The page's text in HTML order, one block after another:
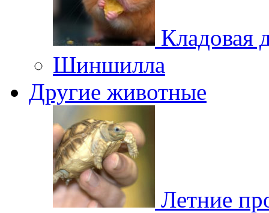
Кладовая
Шиншилла
Другие животные
Летние